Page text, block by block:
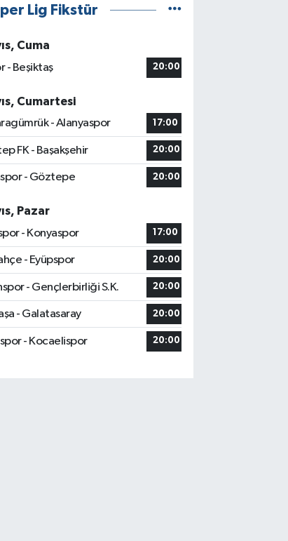
Lig Fikstür
Cuma
- Beşiktaş
20:00
Cumartesi
- Alanyaspor
17:00
FK - Başakşehir 20:00
- Göztepe 20:00
Pazar
- Konyaspor
17:00
- Eyüpspor 20:00
- Gençlerbirliği S.K. 20:00
- Galatasaray 20:00
- Kocaelispor 20:00